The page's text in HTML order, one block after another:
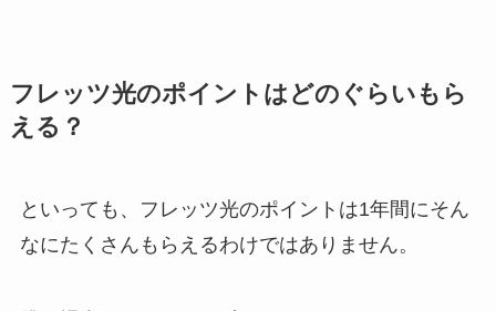
フレッツ光のポイントはどのぐらいもら
える？
といっても、フレッツ光のポイントは1年間にそん
なにたくさんもらえるわけではありません。